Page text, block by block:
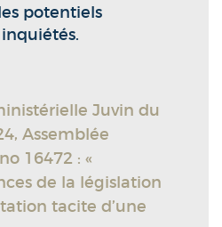
potentiels
Juvin du
Assemblée
16472 : «
de la législation
tacite d’une